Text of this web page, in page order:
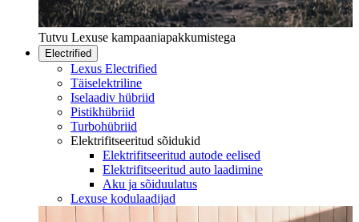
Tutvu Lexuse kampaaniapakkumistega
Electrified
Lexus Electrified
Täiselektriline
Iselaadiv hübriid
Pistikhübriid
Turbohübriid
Elektrifitseeritud sõidukid
Elektrifitseeritud autode eelised
Elektrifitseeritud auto laadimine
Aku ja sõiduulatus
Lexuse kodulaadijad